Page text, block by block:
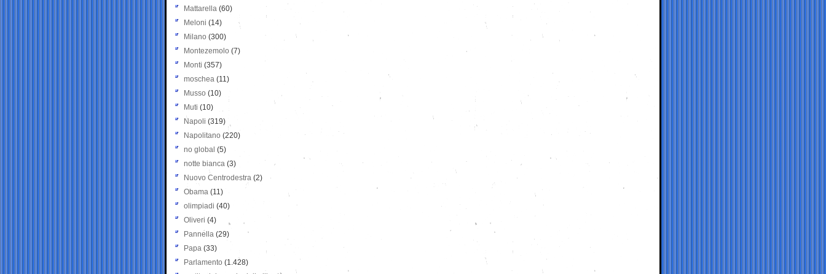
Mattarella (60)
Meloni (14)
Milano (300)
Montezemolo (7)
Monti (357)
moschea (11)
Musso (10)
Muti (10)
Napoli (319)
Napolitano (220)
no global (5)
notte bianca (3)
Nuovo Centrodestra (2)
Obama (11)
olimpiadi (40)
Oliveri (4)
Pannella (29)
Papa (33)
Parlamento (1.428)